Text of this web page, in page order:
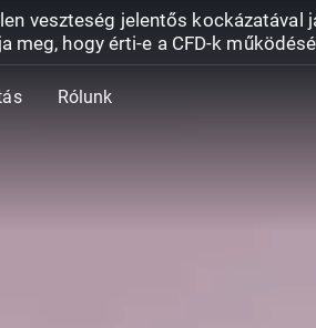
veszteség jelentős kockázatával
meg, hogy érti-e a CFD-k
Rólunk